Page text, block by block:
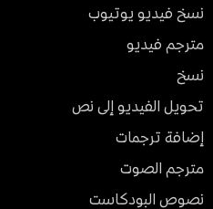
نسخ فيديو يوتيوب
مترجم فيديو
نسخ
تحويل الفيديو إلى نص
إضافة ترجمات
مترجم الصوت
نصوص البودكاست